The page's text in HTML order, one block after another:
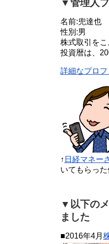
▼管理人
名前:兜達也
性別:男
株式取引を
投資暦は、
詳細なプロ
↑ 日経マネー
いてもらった
▼以下の
ました
■2016年4月